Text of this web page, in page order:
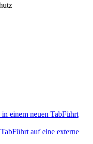
einem neuen TabFührt
Führt auf eine externe